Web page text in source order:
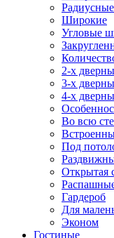
Широкие
Угловые
2-х
3-х
4-х
Во всю
Под
Открытая
Гардероб
Для
Эконом
Гостиные